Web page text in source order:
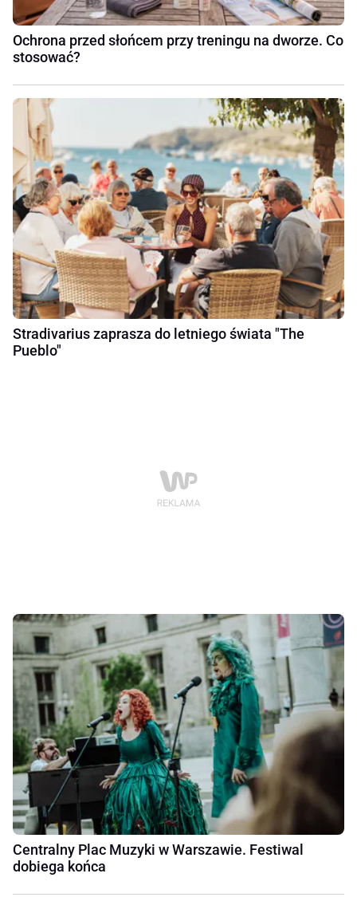
Ochrona przed słońcem przy treningu na dworze. Co
stosować?
Stradivarius zaprasza do letniego świata "The
Pueblo"
Centralny Plac Muzyki w Warszawie. Festiwal
dobiega końca